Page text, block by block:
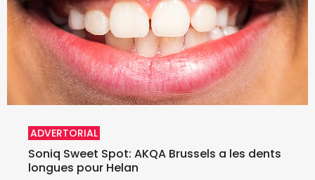
ADVERTORIAL
Soniq Sweet Spot: AKQA Brussels a les dents
longues pour Helan